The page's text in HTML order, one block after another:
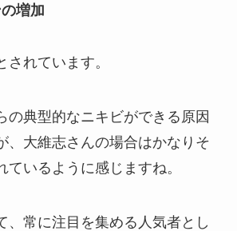
増加
されています。
の典型的なニキビができる原因
、大維志さんの場合はかなりそ
ているように感じますね。
、常に注目を集める人気者とし